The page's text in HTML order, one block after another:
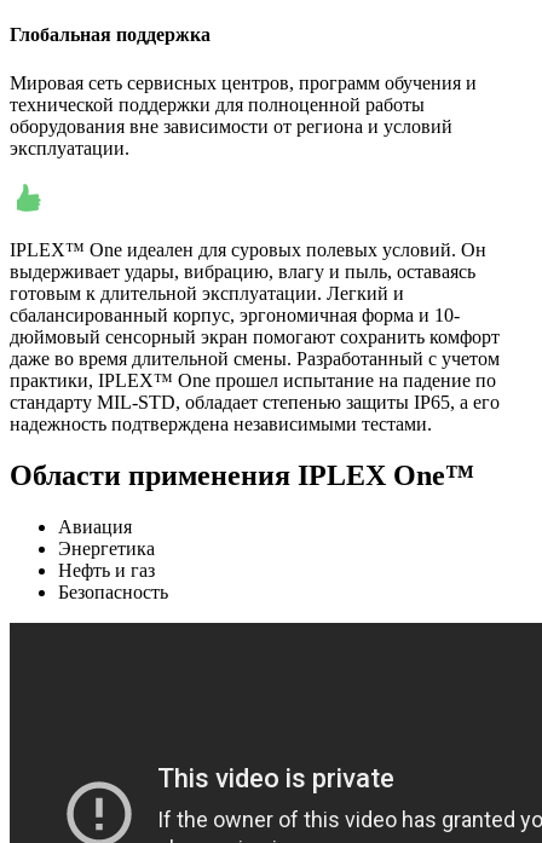
Глобальная поддержка
Мировая сеть сервисных центров, программ обучения и
технической поддержки для полноценной работы
оборудования вне зависимости от региона и условий
эксплуатации.
IPLEX™ One идеален для суровых полевых условий. Он
выдерживает удары, вибрацию, влагу и пыль, оставаясь
готовым к длительной эксплуатации. Легкий и
сбалансированный корпус, эргономичная форма и 10-
дюймовый сенсорный экран помогают сохранить комфорт
даже во время длительной смены. Разработанный с учетом
практики, IPLEX™ One прошел испытание на падение по
стандарту MIL-STD, обладает степенью защиты IP65, а его
надежность подтверждена независимыми тестами.
Области применения IPLEX One™
Авиация
Энергетика
Нефть и газ
Безопасность